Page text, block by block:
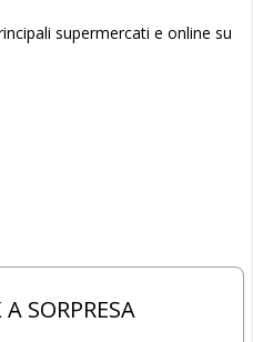
supermercati e online su
SORPRESA